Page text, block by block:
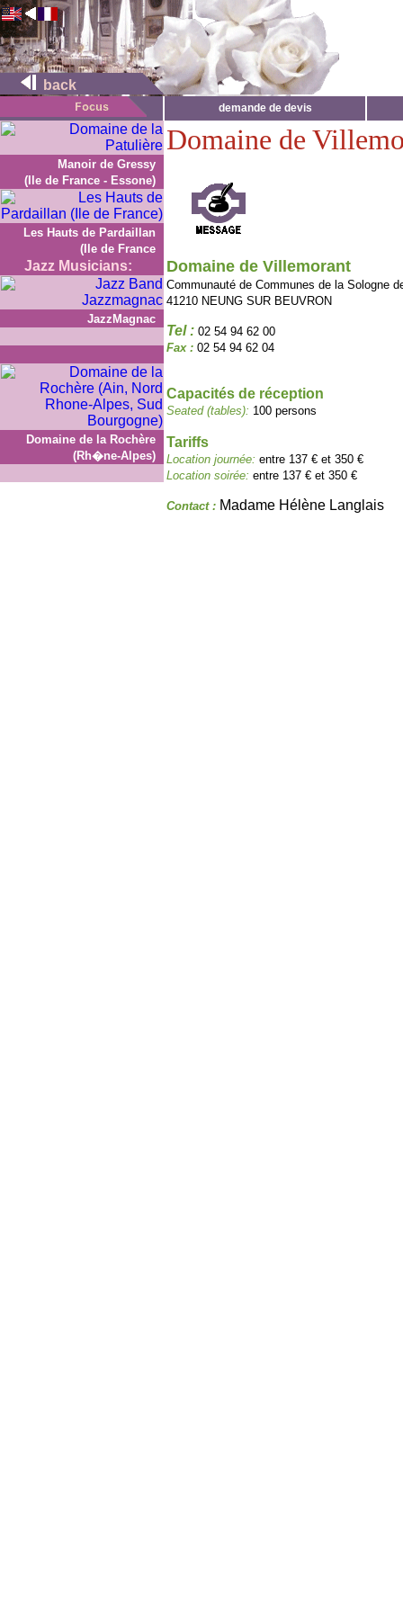
back
demande de devis
Manoir de Gressy
(Ile de France - Essone)
Les Hauts de Pardaillan
(Ile de France
Jazz Musicians:
JazzMagnac
Domaine de la Rochère
(Rh�ne-Alpes)
Domaine de
Domaine de Villemorant
Communauté de Communes de la Sologne
41210 NEUNG SUR BEUVRON
Tel : 02 54 94 62 00
Fax : 02 54 94 62 04
Capacités de réception
Seated (tables): 100 persons
Tariffs
Location journée: entre 137 € et 350 €
Location soirée: entre 137 € et 350 €
Contact : Madame Hélène Langlais